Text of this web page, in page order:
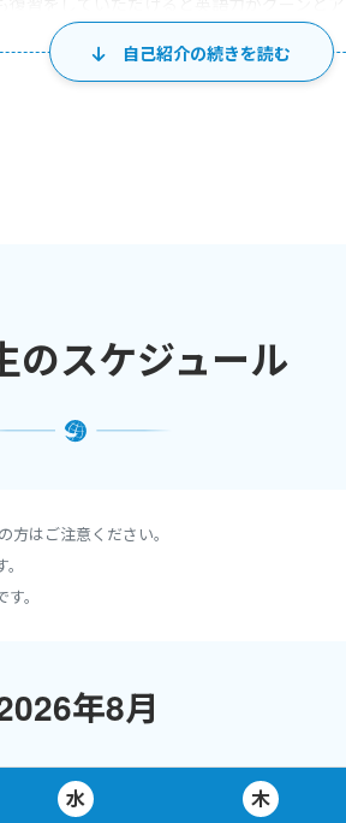
なこともあると思いますが、よろしくお
く進まないことがありますので、よろしく
ださい。スケジュール追加をしたときには
＊＊＊＊＊＊＊
自己紹介の続きを読む
のスケジュール
方はご注意ください。
。
年8月
水 木